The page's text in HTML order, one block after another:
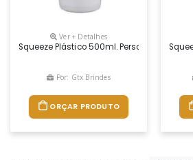
Ver + Detalhes
Squeeze Plástico 500ml. Personalização
Por: Gtx Brindes
ORÇAR PRODUTO